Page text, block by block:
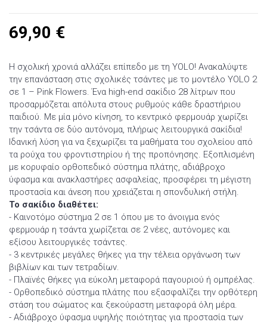
69,90 €
Η σχολική χρονιά αλλάζει επίπεδο με τη YOLO! Ανακαλύψτε
την επανάσταση στις σχολικές τσάντες με το μοντέλο YOLO 2
σε 1 – Pink Flowers. Ένα high-end σακίδιο 28 λίτρων που
προσαρμόζεται απόλυτα στους ρυθμούς κάθε δραστήριου
παιδιού. Με μία μόνο κίνηση, το κεντρικό φερμουάρ χωρίζει
την τσάντα σε δύο αυτόνομα, πλήρως λειτουργικά σακίδια!
Ιδανική λύση για να ξεχωρίζει τα μαθήματα του σχολείου από
τα ρούχα του φροντιστηρίου ή της προπόνησης. Εξοπλισμένη
με κορυφαίο ορθοπεδικό σύστημα πλάτης, αδιάβροχο
ύφασμα και ανακλαστήρες ασφαλείας, προσφέρει τη μέγιστη
προστασία και άνεση που χρειάζεται η σπονδυλική στήλη.
Το σακίδιο διαθέτει:
- Καινοτόμο σύστημα 2 σε 1 όπου με το άνοιγμα ενός
φερμουάρ η τσάντα χωρίζεται σε 2 νέες, αυτόνομες και
εξίσου λειτουργικές τσάντες.
- 3 κεντρικές μεγάλες θήκες για την τέλεια οργάνωση των
βιβλίων και των τετραδίων.
- Πλαϊνές θήκες για εύκολη μεταφορά παγουριού ή ομπρέλας.
- Ορθοπεδικό σύστημα πλάτης που εξασφαλίζει την ορθότερη
στάση του σώματος και ξεκούραστη μεταφορά όλη μέρα.
- Αδιάβροχο ύφασμα υψηλής ποιότητας για προστασία των